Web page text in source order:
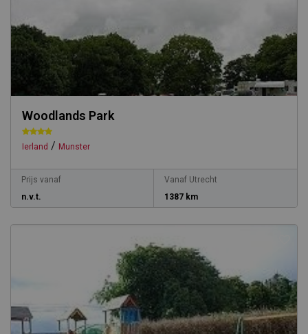
Woodlands Park
Ierland / Munster
Prijs vanaf
n.v.t.
Vanaf Utrecht
1387 km